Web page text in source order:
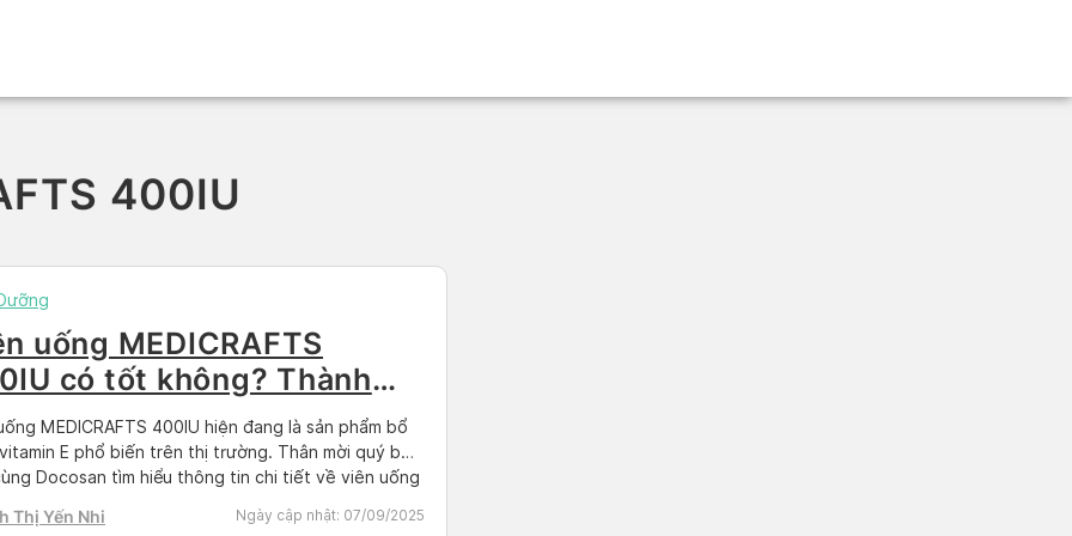
400IU
uống MEDICRAFTS
có tốt không? Thành
công dụng và giá bán
MEDICRAFTS 400IU hiện đang là sản phẩm bổ
E phổ biến trên thị trường. Thân mời quý bạn
Docosan tìm hiểu thông tin chi tiết về viên uống
đây. MEDICRAFTS 400IU là gì? Thành phần của
Thị Yến Nhi Ngày cập nhật: 07/09/2025